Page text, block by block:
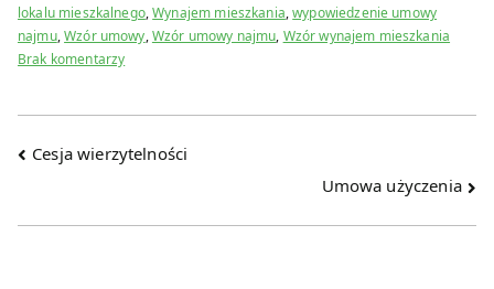
lokalu mieszkalnego,Wynajem mieszkania,wypowiedzenie umowy
najmu,Wzór umowy,Wzór umowy najmu, Wzór wynajem mieszkania
Brak komentarzydo
Nawigacja
Cesja wierzytelności
Umowa użyczenia